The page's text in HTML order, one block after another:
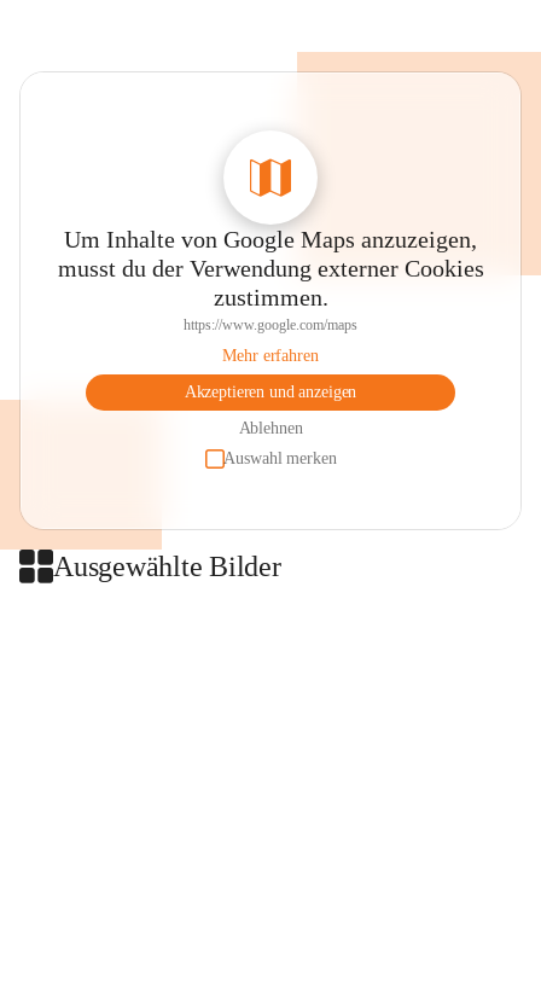
Um Inhalte von Google Maps anzuzeigen,
musst du der Verwendung externer Cookies
zustimmen.
https://www.google.com/maps
Mehr erfahren
Akzeptieren und anzeigen
Ablehnen
Auswahl merken
Ausgewählte Bilder